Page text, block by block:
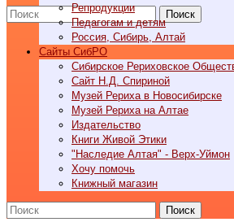
Поиск
Репродукции
Педагогам и детям
Россия, Сибирь, Алтай
Cайты СибРО
Сибирское Рериховское
Сайт Н.Д. Спириной
Музей Рериха в Новосибирске
Музей Рериха на Алтае
Издательство
Книги Живой Этики
"Наследие Алтая" - Верх-Уймон
Хочу помочь
Книжный магазин
Поиск